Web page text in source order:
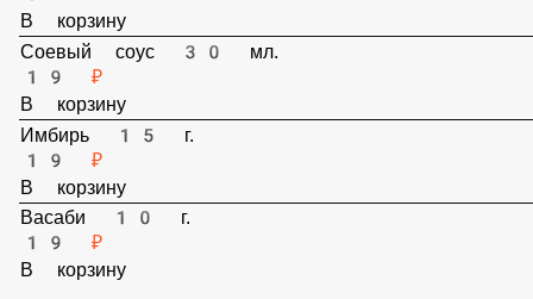
5 ₽
В корзину
Соевый соус 30 мл.
19 ₽
В корзину
Имбирь 15 г.
19 ₽
В корзину